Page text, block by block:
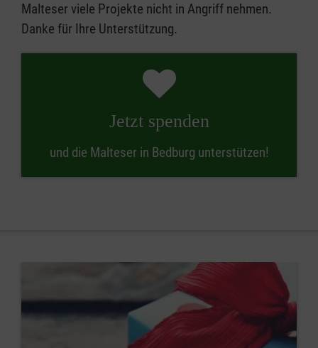
Malteser viele Projekte nicht in Angriff nehmen.
Danke für Ihre Unterstützung.
Jetzt spenden
und die Malteser in Bedburg unterstützen!